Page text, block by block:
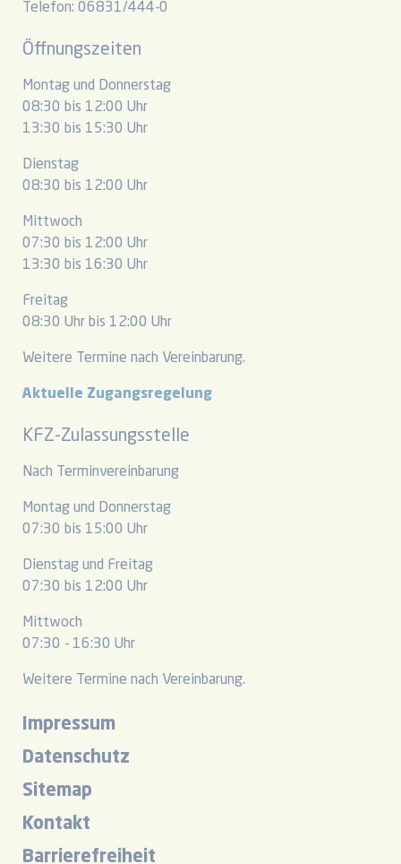
Telefon: 06831/444-0
Öffnungszeiten
Montag und Donnerstag
08:30 bis 12:00 Uhr
13:30 bis 15:30 Uhr
Dienstag
08:30 bis 12:00 Uhr
Mittwoch
07:30 bis 12:00 Uhr
13:30 bis 16:30 Uhr
Freitag
08:30 Uhr bis 12:00 Uhr
Weitere Termine nach Vereinbarung.
Aktuelle Zugangsregelung
KFZ-Zulassungsstelle
Nach Terminvereinbarung
Montag und Donnerstag
07:30 bis 15:00 Uhr
Dienstag und Freitag
07:30 bis 12:00 Uhr
Mittwoch
07:30 - 16:30 Uhr
Weitere Termine nach Vereinbarung.
Impressum
Datenschutz
Sitemap
Kontakt
Barrierefreiheit